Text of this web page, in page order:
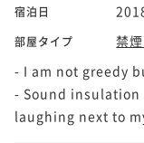
宿泊日
部屋タイプ
禁
- I am not greedy
- Sound insulation
laughing next to